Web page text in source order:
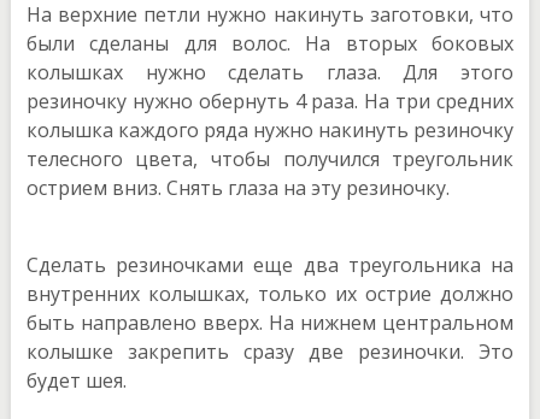
На верхние петли нужно накинуть заготовки, что
были сделаны для волос. На вторых боковых
колышках нужно сделать глаза. Для этого
резиночку нужно обернуть 4 раза. На три средних
колышка каждого ряда нужно накинуть резиночку
телесного цвета, чтобы получился треугольник
острием вниз. Снять глаза на эту резиночку.
Сделать резиночками еще два треугольника на
внутренних колышках, только их острие должно
быть направлено вверх. На нижнем центральном
колышке закрепить сразу две резиночки. Это
будет шея.